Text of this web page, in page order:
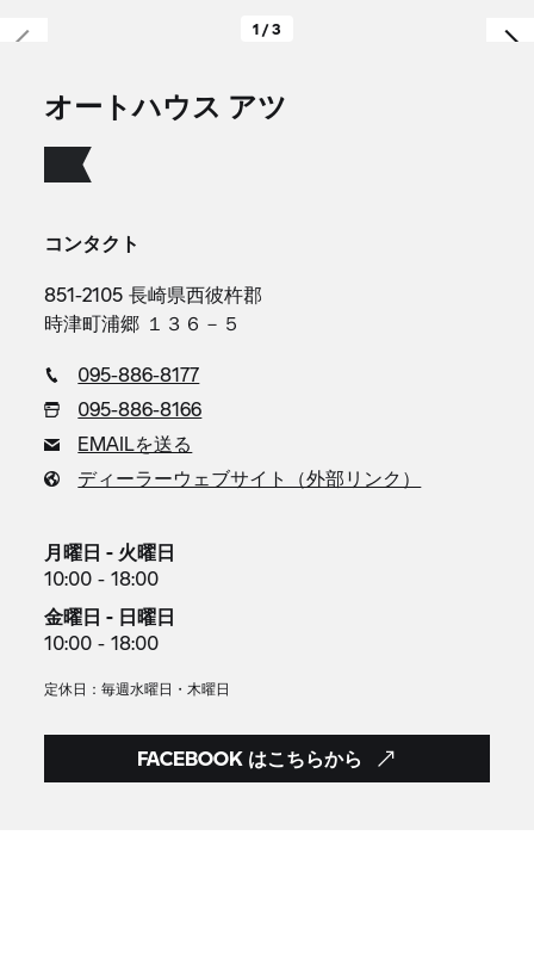
1 / 3
オートハウス アツ
コンタクト
851-2105 長崎県西彼杵郡
時津町浦郷 １３６－５
095-886-8177
095-886-8166
EMAILを送る
ディーラーウェブサイト（外部リンク）
月曜日 - 火曜日
10:00 - 18:00
金曜日 - 日曜日
10:00 - 18:00
定休日：毎週水曜日・木曜日
FACEBOOK はこちらから